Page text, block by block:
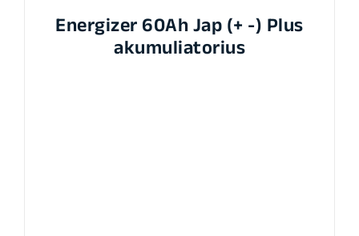
Energizer 60Ah Jap (+ -) Plus
akumuliatorius